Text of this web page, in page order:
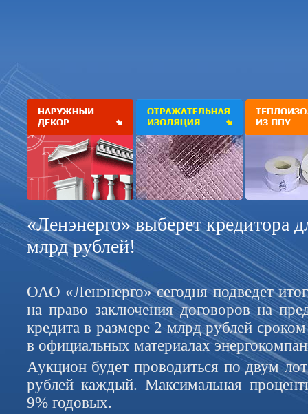
«Ленэнерго» выберет кредитора
млрд рублей!
ОАО «Ленэнерго» сегодня подведет
на право заключения договоров на
кредита в размере 2 млрд рублей
в официальных материалах
Аукцион будет проводиться по двум
рублей каждый. Максимальная
9% годовых.